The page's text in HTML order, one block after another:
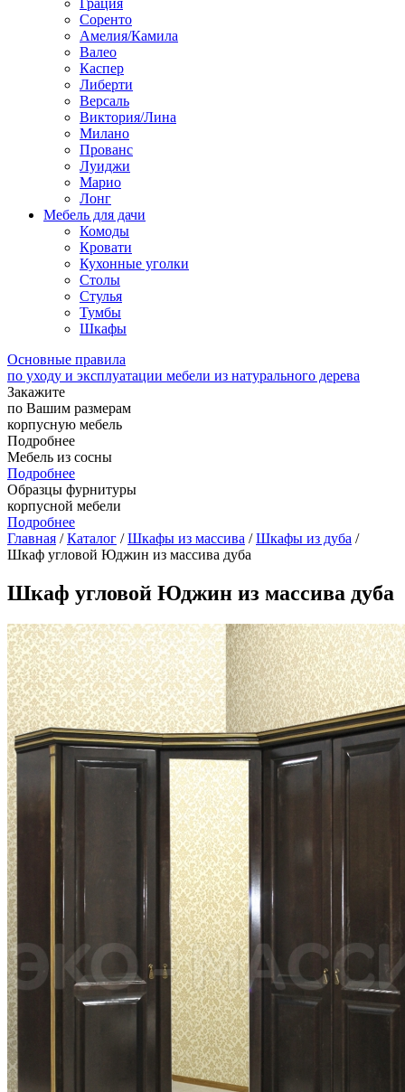
Грация
Соренто
Амелия/Камила
Валео
Каспер
Либерти
Версаль
Виктория/Лина
Милано
Прованс
Луиджи
Марио
Лонг
Мебель для дачи
Комоды
Кровати
Кухонные уголки
Столы
Стулья
Тумбы
Шкафы
Основные правила
по уходу и эксплуатации мебели из натурального дерева
Закажите
по Вашим размерам
корпусную мебель
Подробнее
Мебель из сосны
Подробнее
Образцы фурнитуры
корпусной мебели
Подробнее
Главная /Каталог /Шкафы из массива /Шкафы из дуба /
Шкаф угловой Юджин из массива дуба
Шкаф угловой Юджин из массива дуба